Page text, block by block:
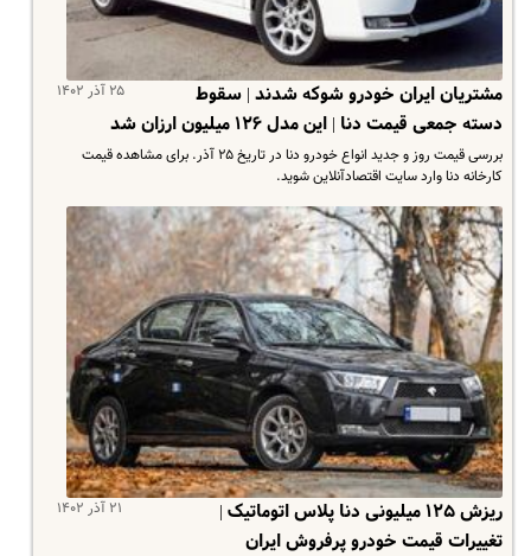
۲۵ آذر ۱۴۰۲
مشتریان ایران خودرو شوکه شدند | سقوط
دسته جمعی قیمت دنا | این مدل ۱۲۶ میلیون ارزان شد
بررسی قیمت روز و جدید انواع خودرو دنا در تاریخ ۲۵ آذر. برای مشاهده قیمت
کارخانه دنا وارد سایت اقتصادآنلاین شوید.
۲۱ آذر ۱۴۰۲
ریزش ۱۲۵ میلیونی دنا پلاس اتوماتیک |
تغییرات قیمت خودرو پرفروش ایران